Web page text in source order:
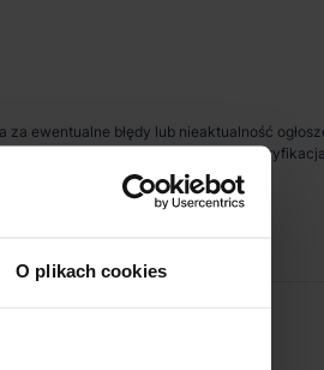
O plikach cookies
ewentualne błędy lub nieaktualność
prezentowanych nieruchomości.